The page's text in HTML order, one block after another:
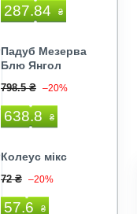
287.84 ₴
Падуб Мезерва
Блю Янгол
798.5 ₴ –20%
638.8 ₴
Колеус мікс
72 ₴ –20%
57.6 ₴